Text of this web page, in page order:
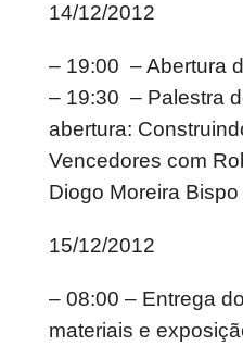
14/12/2012
– 19:00 – Abertura
– 19:30 – Palestra
abertura:
Vencedores com
Diogo Moreira Bispo
15/12/2012
– 08:00 – Entrega
materiais e